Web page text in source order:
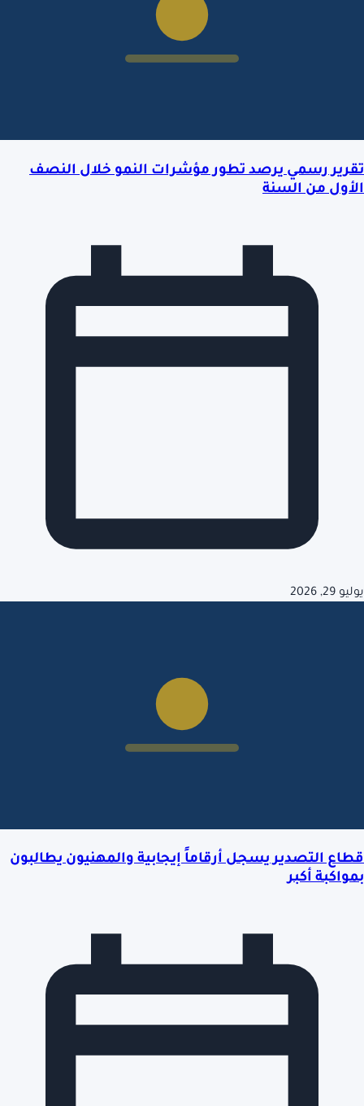
تقرير رسمي يرصد تطور مؤشرات النمو خلال النصف
الأول من السنة
يوليو 29, 2026
قطاع التصدير يسجل أرقاماً إيجابية والمهنيون يطالبون
بمواكبة أكبر